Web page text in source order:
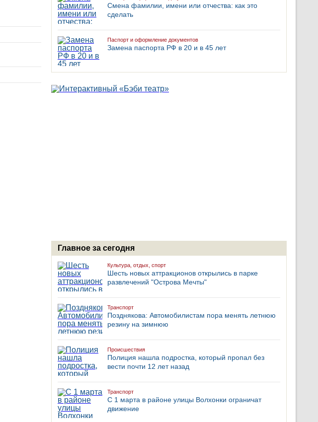
Смена фамилии, имени или отчества: как это
сделать
Паспорт и оформление документов
Замена паспорта РФ в 20 и в 45 лет
Главное за сегодня
Культура, отдых, спорт
Шесть новых аттракционов открылись в парке
развлечений "Острова Мечты"
Транспорт
Позднякова: Автомобилистам пора менять летнюю
резину на зимнюю
Происшествия
Полиция нашла подростка, который пропал без
вести почти 12 лет назад
Транспорт
С 1 марта в районе улицы Волхонки ограничат
движение